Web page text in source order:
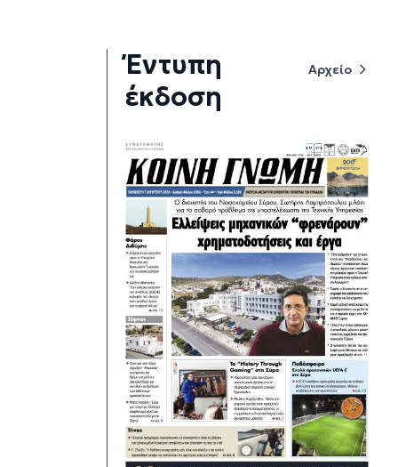
Έντυπη
έκδοση
Αρχείο